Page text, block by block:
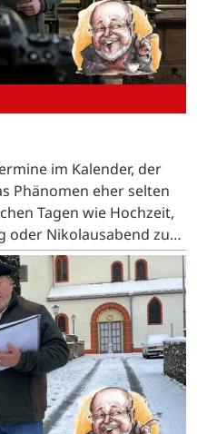
im Kalender, der
Phänomen eher selten
Tagen wie Hochzeit,
oder Nikolausabend zu